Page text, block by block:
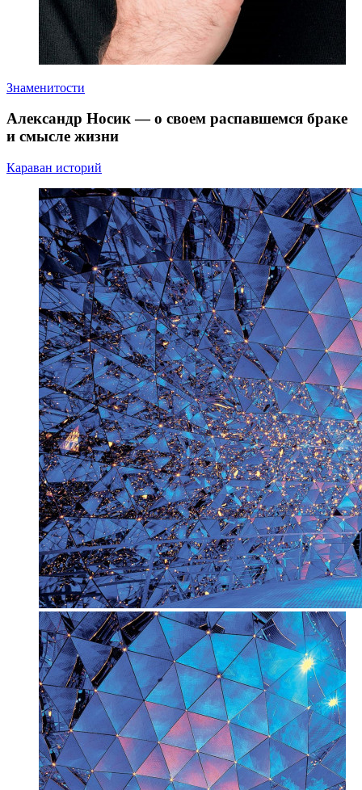
Знаменитости
Александр Носик — о своем распавшемся браке
и смысле жизни
Караван историй